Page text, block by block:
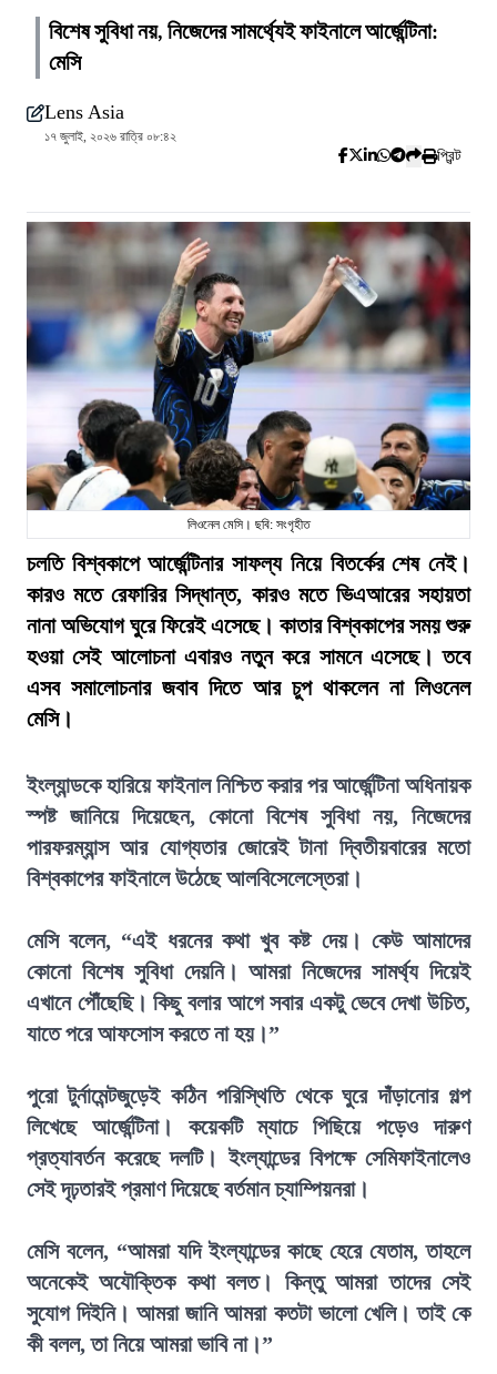
বিশেষ সুবিধা নয়, নিজেদের সামর্থ্যেই ফাইনালে আর্জেন্টিনা:
মেসি
Lens Asia
১৭ জুলাই, ২০২৬ রাত্রি ০৮:৪২
প্রিন্ট
লিওনেল মেসি। ছবি: সংগৃহীত
চলতি বিশ্বকাপে আর্জেন্টিনার সাফল্য নিয়ে বিতর্কের শেষ নেই।
কারও মতে রেফারির সিদ্ধান্ত, কারও মতে ভিএআরের সহায়তা
নানা অভিযোগ ঘুরে ফিরেই এসেছে। কাতার বিশ্বকাপের সময় শুরু
হওয়া সেই আলোচনা এবারও নতুন করে সামনে এসেছে। তবে
এসব সমালোচনার জবাব দিতে আর চুপ থাকলেন না লিওনেল
মেসি।
ইংল্যান্ডকে হারিয়ে ফাইনাল নিশ্চিত করার পর আর্জেন্টিনা অধিনায়ক
স্পষ্ট জানিয়ে দিয়েছেন, কোনো বিশেষ সুবিধা নয়, নিজেদের
পারফরম্যান্স আর যোগ্যতার জোরেই টানা দ্বিতীয়বারের মতো
বিশ্বকাপের ফাইনালে উঠেছে আলবিসেলেস্তেরা।
মেসি বলেন, “এই ধরনের কথা খুব কষ্ট দেয়। কেউ আমাদের
কোনো বিশেষ সুবিধা দেয়নি। আমরা নিজেদের সামর্থ্য দিয়েই
এখানে পৌঁছেছি। কিছু বলার আগে সবার একটু ভেবে দেখা উচিত,
যাতে পরে আফসোস করতে না হয়।”
পুরো টুর্নামেন্টজুড়েই কঠিন পরিস্থিতি থেকে ঘুরে দাঁড়ানোর গল্প
লিখেছে আর্জেন্টিনা। কয়েকটি ম্যাচে পিছিয়ে পড়েও দারুণ
প্রত্যাবর্তন করেছে দলটি। ইংল্যান্ডের বিপক্ষে সেমিফাইনালেও
সেই দৃঢ়তারই প্রমাণ দিয়েছে বর্তমান চ্যাম্পিয়নরা।
মেসি বলেন, “আমরা যদি ইংল্যান্ডের কাছে হেরে যেতাম, তাহলে
অনেকেই অযৌক্তিক কথা বলত। কিন্তু আমরা তাদের সেই
সুযোগ দিইনি। আমরা জানি আমরা কতটা ভালো খেলি। তাই কে
কী বলল, তা নিয়ে আমরা ভাবি না।”